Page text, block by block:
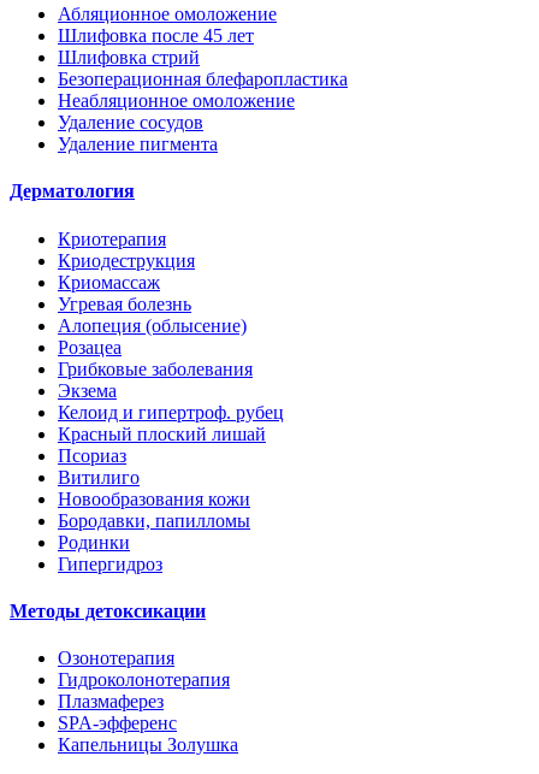
Абляционное омоложение
Шлифовка после 45 лет
Шлифовка стрий
Безоперационная блефаропластика
Неабляционное омоложение
Удаление сосудов
Удаление пигмента
Дерматология
Криотерапия
Криодеструкция
Криомассаж
Угревая болезнь
Алопеция (облысение)
Розацеа
Грибковые заболевания
Экзема
Келоид и гипертроф. рубец
Красный плоский лишай
Псориаз
Витилиго
Новообразования кожи
Бородавки, папилломы
Родинки
Гипергидроз
Методы детоксикации
Озонотерапия
Гидроколонотерапия
Плазмаферез
SPA-эфференс
Капельницы Золушка